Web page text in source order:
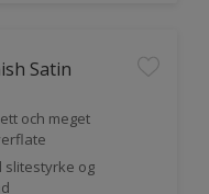
Satin
och meget
slitestyrke og